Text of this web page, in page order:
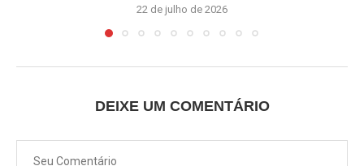
22 de julho de 2026
DEIXE UM COMENTÁRIO